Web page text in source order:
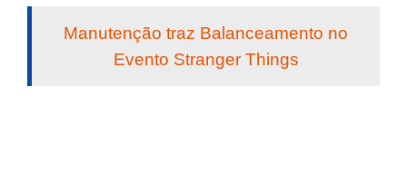
Manutenção traz Balanceamento no
Evento Stranger Things